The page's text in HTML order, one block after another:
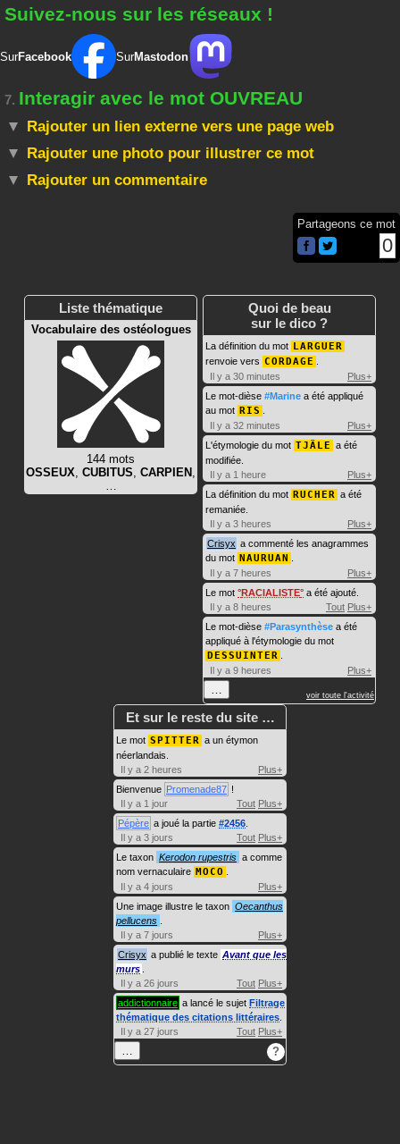
Suivez-nous sur les réseaux !
SurFacebook SurMastodon
7. Interagir avec le mot OUVREAU
Rajouter un lien externe vers une page web
Rajouter une photo pour illustrer ce mot
Rajouter un commentaire
Partageons ce mot
0
Liste thématique
Vocabulaire des ostéologues
144 mots
OSSEUX, CUBITUS, CARPIEN ,
…
Quoi de beau
sur le dico ?
La définition du mot LARGUER
renvoie vers CORDAGE
Il y a 30 minutes
Plus+
Le mot-dièse #Marine a été appliqué
au mot RIS
Il y a 32 minutes
Plus+
L'étymologie du mot TJÄLE a été
modifiée.
Il y a 1 heure
Plus+
La définition du mot RUCHER a été
remaniée.
Il y a 3 heures
Plus+
Crisyx a commenté les anagrammes
du mot NAURUAN
Il y a 7 heures
Plus+
Le mot RACIALISTE a été ajouté.
Il y a 8 heures
Tout Plus+
Le mot-dièse #Parasynthèse a été
appliqué à l'étymologie du mot
DESSUINTER
Il y a 9 heures
Plus+
… voir toute l'activité
Et sur le reste du site …
Le mot SPITTER a un étymon
néerlandais.
Il y a 2 heures
Plus+
Bienvenue Promenade87 !
Il y a 1 jour
Tout Plus+
Pépère a joué la partie #2456
Il y a 3 jours
Tout Plus+
Le taxon Kerodon rupestris a comme
nom vernaculaire MOCO
Il y a 4 jours
Plus+
Une image illustre le taxon Oecanthus
pellucens
Il y a 7 jours
Plus+
Crisyx a publié le texte Avant que les
murs
Il y a 26 jours
Tout Plus+
addictionnaire a lancé le sujet Filtrage
thématique des citations littéraires
Il y a 27 jours
Tout Plus+
… ?